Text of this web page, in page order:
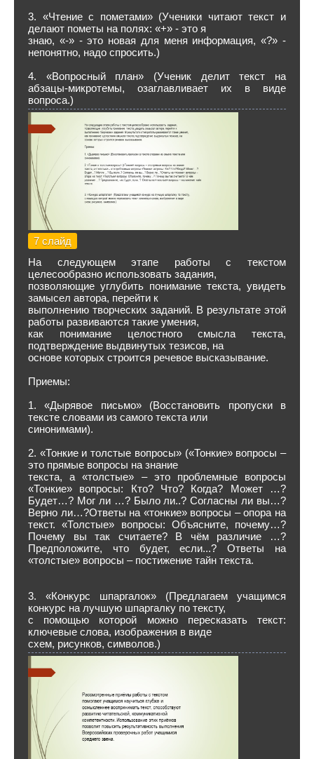
3. «Чтение с пометами» (Ученики читают текст и
делают пометы на полях: «+» - это я
знаю, «-» - это новая для меня информация, «?» -
непонятно, надо спросить.)
4. «Вопросный план» (Ученик делит текст на
абзацы-микротемы, озаглавливает их в виде
вопроса.)
7 слайд
На следующем этапе работы с текстом
целесообразно использовать задания,
позволяющие углубить понимание текста, увидеть
замысел автора, перейти к
выполнению творческих заданий. В результате этой
работы развиваются такие умения,
как понимание целостного смысла текста,
подтверждение выдвинутых тезисов, на
основе которых строится речевое высказывание.
Приемы:
1. «Дырявое письмо» (Восстановить пропуски в
тексте словами из самого текста или
синонимами).
2. «Тонкие и толстые вопросы» («Тонкие» вопросы –
это прямые вопросы на знание
текста, а «толстые» – это проблемные вопросы
«Тонкие» вопросы: Кто? Что? Когда? Может …?
Будет…? Мог ли …? Было ли..? Согласны ли вы…?
Верно ли…?Ответы на «тонкие» вопросы – опора на
текст. «Толстые» вопросы: Объясните, почему…?
Почему вы так считаете? В чём различие …?
Предположите, что будет, если...? Ответы на
«толстые» вопросы – постижение тайн текста.
3. «Конкурс шпаргалок» (Предлагаем учащимся
конкурс на лучшую шпаргалку по тексту,
с помощью которой можно пересказать текст:
ключевые слова, изображения в виде
схем, рисунков, символов.)